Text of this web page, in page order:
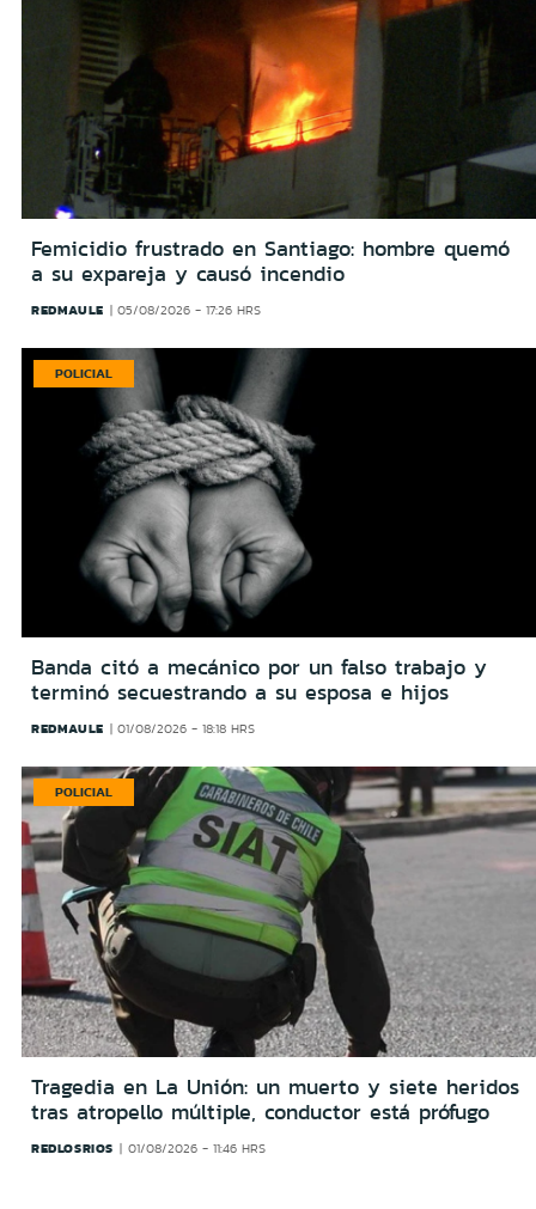
Femicidio frustrado en Santiago: hombre quemó
a su expareja y causó incendio
REDMAULE 05/08/2026 - 17:26 HRS
POLICIAL
Banda citó a mecánico por un falso trabajo y
terminó secuestrando a su esposa e hijos
REDMAULE 01/08/2026 - 18:18 HRS
POLICIAL
Tragedia en La Unión: un muerto y siete heridos
tras atropello múltiple, conductor está prófugo
REDLOSRIOS 01/08/2026 - 11:46 HRS